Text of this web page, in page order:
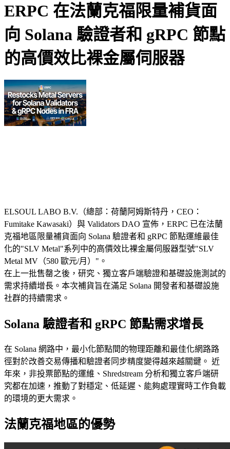
ERPC 在法蘭克福限量補貨面
向 Solana 驗證者和 gRPC 節點
的高價效比裸金屬伺服器
ELSOUL LABO B.V.（總部：荷蘭阿姆斯特丹，CEO：
Fumitake Kawasaki）與 Validators DAO 宣佈，ERPC 已在法蘭
克福地區限量補貨面向 Solana 驗證者和 gRPC 節點運維最佳
化的"SLV Metal"系列中的高價效比裸金屬伺服器型號"SLV
Metal MV（580 歐元/月）"。
在上一批售罄之後，研究、獨立客戶端驗證和基礎設施測試的
需求持續增長。本次補貨旨在滿足 Solana 開發者和基礎設施
社群的持續需求。
Solana 驗證者和 gRPC 節點需求增長
在 Solana 網路中，最小化節點間的物理距離和最佳化網路路
徑對於改善交易傳播和驗證者同步精度變得越來越關鍵。 近
年來，非投票節點的運維、Shredstream 分析和獨立客戶端研
究都在加速，推動了對穩定、低延遲、能夠處理實時工作負載
的環境的更大需求。
法蘭克福地區的優勢